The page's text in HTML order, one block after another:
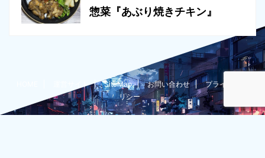
惣菜『あぶり焼きチキン』
運営サイト SiteMap お問い合わせ
プライバシーポ
リシー